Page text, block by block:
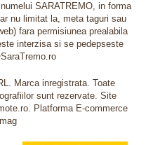
SARATREMO, in forma
nu limitat la, meta taguri sau
fara permisiunea prealabila
interzisa si se pedepseste
Marca inregistrata. Toate
sunt rezervate. Site
Platforma E-commerce